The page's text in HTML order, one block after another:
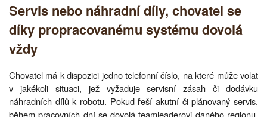
Servis nebo náhradní díly, chovatel se
díky propracovanému systému dovolá
vždy
Chovatel má k dispozici jedno telefonní číslo, na které může volat
v jakékoli situaci, jež vyžaduje servisní zásah či dodávku
náhradních dílů k robotu. Pokud řeší akutní či plánovaný servis,